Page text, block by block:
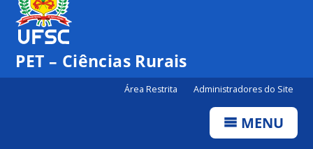
PET – Ciências Rurais
Área Restrita Administradores do Site
MENU